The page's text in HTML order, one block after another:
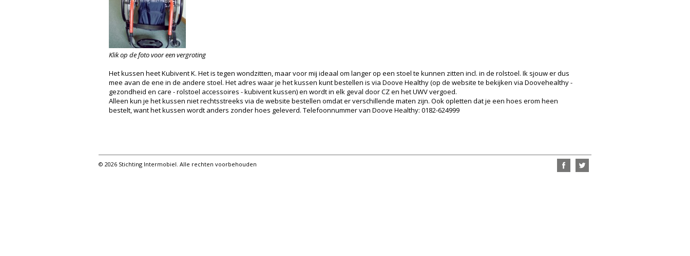
Klik op de foto voor een vergroting
Het kussen heet Kubivent K. Het is tegen wondzitten, maar voor mij ideaal om langer op een stoel te kunnen zitten incl. in de rolstoel. Ik sjouw er dus
mee avan de ene in de andere stoel. Het adres waar je het kussen kunt bestellen is via Doove Healthy (op de website te bekijken via Doovehealthy -
gezondheid en care - rolstoel accessoires - kubivent kussen) en wordt in elk geval door CZ en het UWV vergoed.
Alleen kun je het kussen niet rechtsstreeks via de website bestellen omdat er verschillende maten zijn. Ook opletten dat je een hoes erom heen
bestelt, want het kussen wordt anders zonder hoes geleverd. Telefoonnummer van Doove Healthy: 0182-624999
© 2026 Stichting Intermobiel. Alle rechten voorbehouden